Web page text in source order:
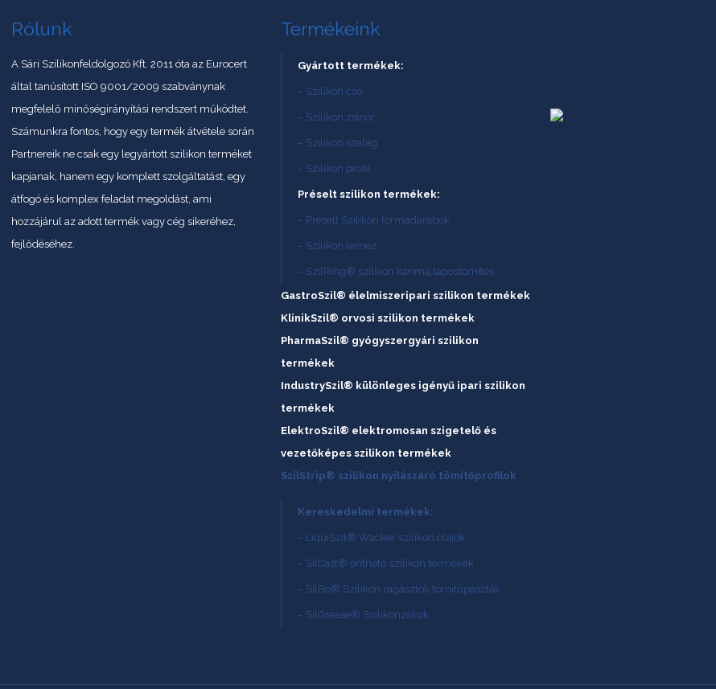
Rólunk
A Sári Szilikonfeldolgozó Kft. 2011 óta az Eurocert
által tanúsított ISO 9001/2009 szabványnak
megfelelő minőségirányítási rendszert működtet.
Számunkra fontos, hogy egy termék átvétele során
Partnereik ne csak egy legyártott szilikon terméket
kapjanak, hanem egy komplett szolgáltatást, egy
átfogó és komplex feladat megoldást, ami
hozzájárul az adott termék vagy cég sikeréhez,
fejlődéséhez.
Termékeink
Gyártott termékek:
– Szilikon cső
– Szilikon zsinór
– Szilikon szalag
– Szilikon profil
Préselt szilikon termékek:
– Préselt Szilikon formadarabok
– Szilikon lemez
– SzilRing® szilikon karima,lapostömítés
GastroSzil® élelmiszeripari szilikon termékek
KlinikSzil® orvosi szilikon termékek
PharmaSzil® gyógyszergyári szilikon
termékek
IndustrySzil® különleges igényű ipari szilikon
termékek
ElektroSzil® elektromosan szigetelő és
vezetőképes szilikon termékek
SzilStrip® szilikon nyílászáró tömítőprofilok
Kereskedelmi termékek:
– LiquiSzil® Wacker szilikon olajok
– SilCast® önthető szilikon termékek
– SilBo® Szilikon ragasztók,tömítőpaszták
– SilGrease® Szilikonzsírok